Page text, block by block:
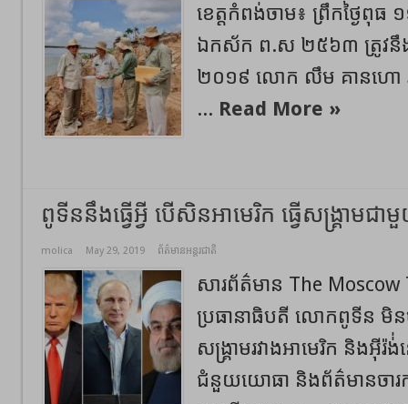
ខេត្តកំពង់ចាម៖ ព្រឹកថ្ងៃពុធ​
ឯកស័ក​ ព.ស​ ២៥៦៣​ ត្រូវនឹង
២០១៩ លោក​ លឹម​ គានហោ​ ​រ
... Read More »
ពូទីននឹងធ្វើអ្វី បើសិនអាមេរិក ធ្វើសង្គ្រាមជា
molica May 29, 2019 ព័ត៌មានអន្តរជាតិ
សារព័ត៌មាន The Moscow
ប្រធានាធិបតី លោកពូទីន​ មិន
សង្គ្រាមរវាងអាមេរិក និងអ៊ី
ជំនួយយោធា​ និងព័ត៌មានចារ